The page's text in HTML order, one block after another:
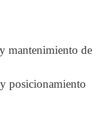
mantenimiento de
posicionamiento